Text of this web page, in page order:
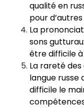
qualité en
pour
La
sons
être difficile
La rareté
langue russe
difficile le